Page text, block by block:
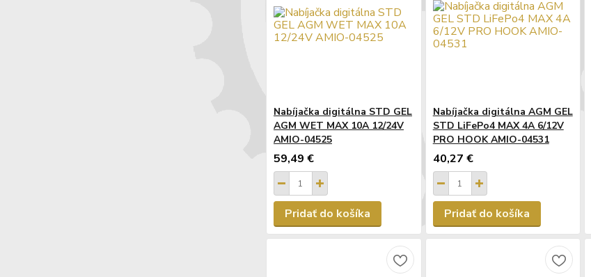
Nabíjačka digitálna STD GEL
AGM WET MAX 10A 12/24V
AMIO-04525
59,49 €
Pridať do košíka
Nabíjačka digitálna AGM GEL
STD LiFePo4 MAX 4A 6/12V
PRO HOOK AMIO-04531
40,27 €
Pridať do košíka